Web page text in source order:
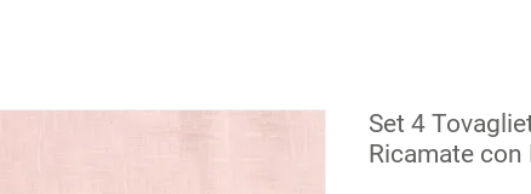
Set 4
Ricamate con